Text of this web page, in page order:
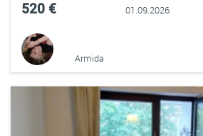
520 € 01.09.2026
Armida